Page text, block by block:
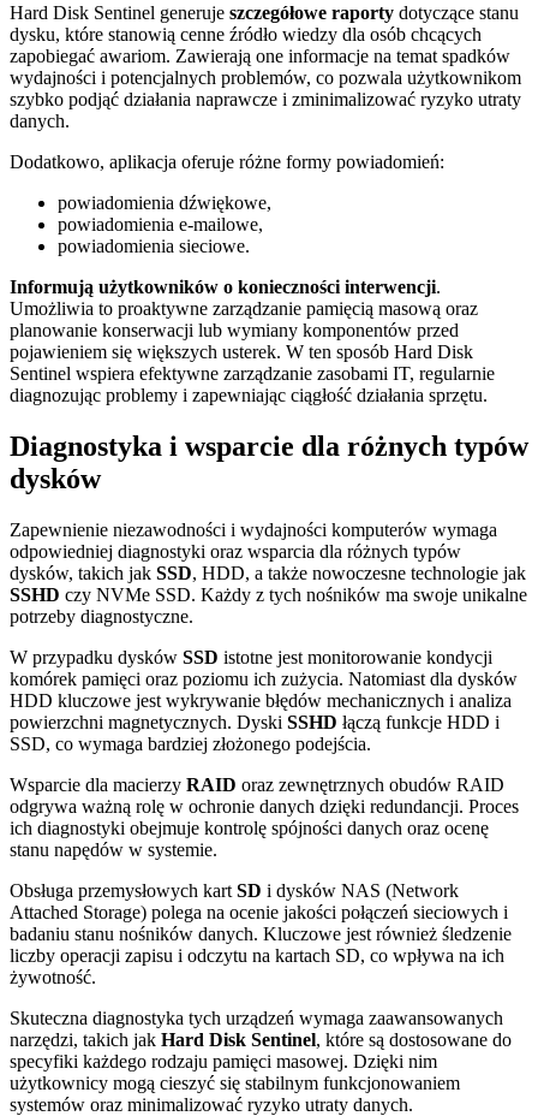
Hard Disk Sentinel generuje szczegółowe raporty dotyczące stanu
dysku, które stanowią cenne źródło wiedzy dla osób chcących
zapobiegać awariom. Zawierają one informacje na temat spadków
wydajności i potencjalnych problemów, co pozwala użytkownikom
szybko podjąć działania naprawcze i zminimalizować ryzyko utraty
danych.
Dodatkowo, aplikacja oferuje różne formy powiadomień:
powiadomienia dźwiękowe,
powiadomienia e-mailowe,
powiadomienia sieciowe.
Informują użytkowników o konieczności interwencji.
Umożliwia to proaktywne zarządzanie pamięcią masową oraz
planowanie konserwacji lub wymiany komponentów przed
pojawieniem się większych usterek. W ten sposób Hard Disk
Sentinel wspiera efektywne zarządzanie zasobami IT, regularnie
diagnozując problemy i zapewniając ciągłość działania sprzętu.
Diagnostyka i wsparcie dla różnych typów
dysków
Zapewnienie niezawodności i wydajności komputerów wymaga
odpowiedniej diagnostyki oraz wsparcia dla różnych typów
dysków, takich jak SSD, HDD, a także nowoczesne technologie jak
SSHD czy NVMe SSD. Każdy z tych nośników ma swoje unikalne
potrzeby diagnostyczne.
W przypadku dysków SSD istotne jest monitorowanie kondycji
komórek pamięci oraz poziomu ich zużycia. Natomiast dla dysków
HDD kluczowe jest wykrywanie błędów mechanicznych i analiza
powierzchni magnetycznych. Dyski SSHD łączą funkcje HDD i
SSD, co wymaga bardziej złożonego podejścia.
Wsparcie dla macierzy RAID oraz zewnętrznych obudów RAID
odgrywa ważną rolę w ochronie danych dzięki redundancji. Proces
ich diagnostyki obejmuje kontrolę spójności danych oraz ocenę
stanu napędów w systemie.
Obsługa przemysłowych kart SD i dysków NAS (Network
Attached Storage) polega na ocenie jakości połączeń sieciowych i
badaniu stanu nośników danych. Kluczowe jest również śledzenie
liczby operacji zapisu i odczytu na kartach SD, co wpływa na ich
żywotność.
Skuteczna diagnostyka tych urządzeń wymaga zaawansowanych
narzędzi, takich jak Hard Disk Sentinel, które są dostosowane do
specyfiki każdego rodzaju pamięci masowej. Dzięki nim
użytkownicy mogą cieszyć się stabilnym funkcjonowaniem
systemów oraz minimalizować ryzyko utraty danych.